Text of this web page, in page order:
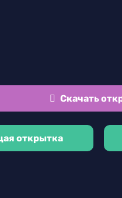
Скачать
открытка